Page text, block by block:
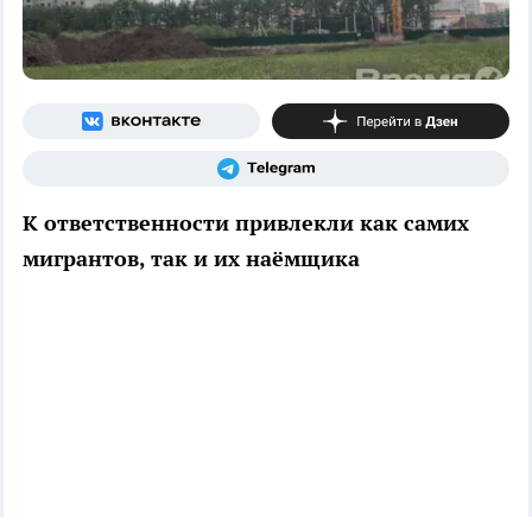
К ответственности привлекли как самих
мигрантов, так и их наёмщика